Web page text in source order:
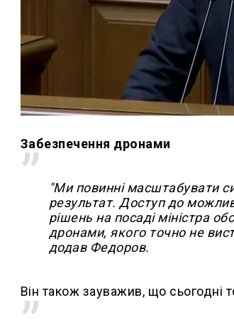
Забезпечення дронами
"Ми повинні масштабувати
результат. Доступ до
рішень на посаді міністра
дронами, якого точно не
додав Федоров.
Він також зауважив, що сьогодні